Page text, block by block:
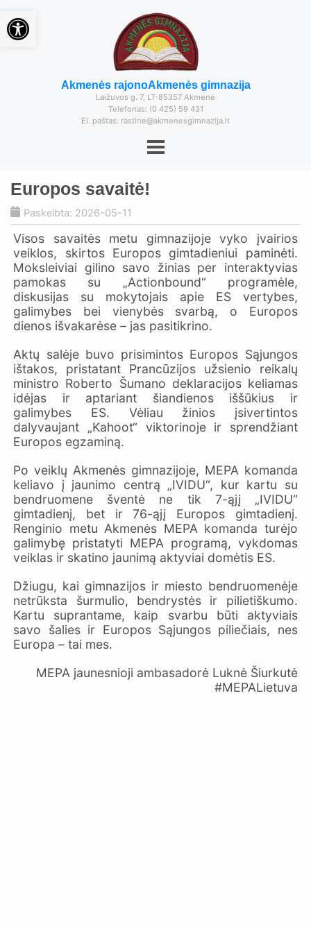
Akmenės rajonoAkmenės gimnazija
Laižuvos g. 7, LT-85357 Akmenė
Telefonas: (0 425) 59 431
El. paštas: rastine@akmenesgimnazija.lt
Europos savaitė!
Paskelbta: 2026-05-11
Visos savaitės metu gimnazijoje vyko įvairios
veiklos, skirtos Europos gimtadieniui paminėti.
Moksleiviai gilino savo žinias per interaktyvias
pamokas su „Actionbound“ programėle,
diskusijas su mokytojais apie ES vertybes,
galimybes bei vienybės svarbą, o Europos
dienos išvakarėse – jas pasitikrino.
Aktų salėje buvo prisimintos Europos Sąjungos
ištakos, pristatant Prancūzijos užsienio reikalų
ministro Roberto Šumano deklaracijos keliamas
idėjas ir aptariant šiandienos iššūkius ir
galimybes ES. Vėliau žinios įsivertintos
dalyvaujant „Kahoot“ viktorinoje ir sprendžiant
Europos egzaminą.
Po veiklų Akmenės gimnazijoje, MEPA komanda
keliavo į jaunimo centrą „IVIDU“, kur kartu su
bendruomene šventė ne tik 7-ąjį „IVIDU“
gimtadienį, bet ir 76-ąjį Europos gimtadienį.
Renginio metu Akmenės MEPA komanda turėjo
galimybę pristatyti MEPA programą, vykdomas
veiklas ir skatino jaunimą aktyviai domėtis ES.
Džiugu, kai gimnazijos ir miesto bendruomenėje
netrūksta šurmulio, bendrystės ir pilietiškumo.
Kartu suprantame, kaip svarbu būti aktyviais
savo šalies ir Europos Sąjungos piliečiais, nes
Europa – tai mes.
MEPA jaunesnioji ambasadorė Luknė Šiurkutė
#MEPALietuva
Open toolbar